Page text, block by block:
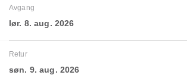
Avgang
lør. 8. aug. 2026
Retur
søn. 9. aug. 2026